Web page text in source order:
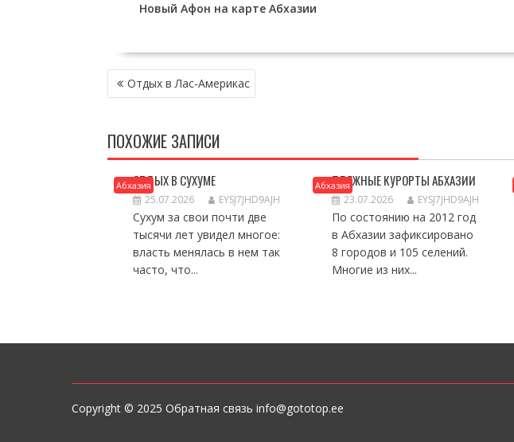
Новый Афон на карте Абхазии
НАВИГАЦИЯ
ПО Отдых в Лас-Америкас
ПОХОЖИЕ ЗАПИСИ
АбхазияОТДЫХ В СУХУМЕ
25.07.2026 EYSJ7JHD9AJH
Сухум за свои почти две
тысячи лет увидел многое:
власть менялась в нем так
часто, что...
АбхазияПЛЯЖНЫЕ КУРОРТЫ АБХАЗИИ
23.07.2026 EYSJ7JHD9AJH
По состоянию на 2012 год
в Абхазии зафиксировано
8 городов и 105 селений.
Многие из них...
Copyright © 2025 Обратная связь info@gototop.ee